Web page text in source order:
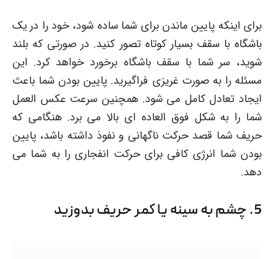
برای اینکه پایین ماندن برای شما ساده شود، خود را در یک
باشگاه با سقف بسیار کوتاه تصور کنید. در صورتی که بلند
شوید، سر شما با سقف باشگاه برخورد خواهد کرد. این
مسئله را به صورت غریزی فراگیرید. پایین بودن شما باعث
ایجاد تعادل کامل می شود. همچنین سرعت عکس العمل
شما را به شکل فوق العاده ای بالا می برد. هنگامی که
حریف شما قصد حرکت ناگهانی و نفوذ داشته باشد، پایین
بودن شما انرژی کافی برای حرکت انفجاری را به شما می
دهد.
5. چشم به سینه یا کمر حریف بدوزید